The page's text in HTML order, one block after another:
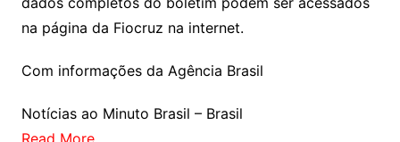
na página da Fiocruz na internet.
Com informações da Agência Brasil
Notícias ao Minuto Brasil – Brasil